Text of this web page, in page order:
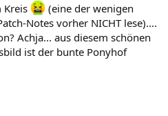
Kreis
(eine der wenigen
Notes vorher NICHT lese)....
Achja... aus diesem schönen
ist der bunte Ponyhof